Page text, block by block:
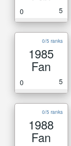
0 5
0/5 ranks
1985
Fan
0 5
0/5 ranks
1988
Fan